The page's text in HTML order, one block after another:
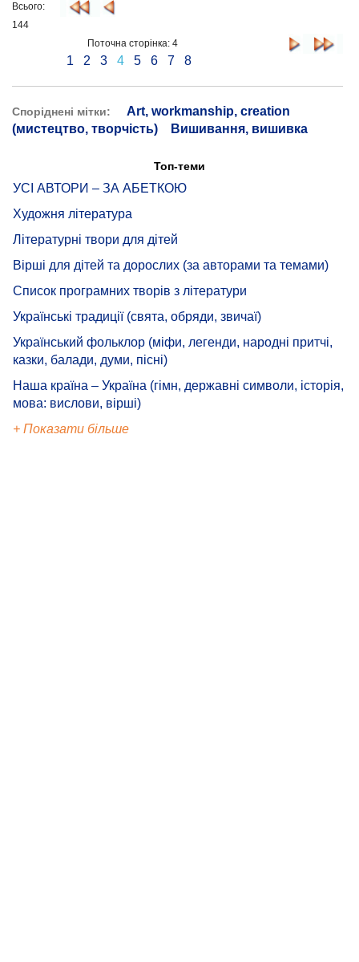
Всього:
144
Поточна сторінка: 4
1 2 3 4 5 6 7 8
Споріднені мітки:
Art, workmanship, creation
(мистецтво, творчість)
Вишивання, вишивка
Топ-теми
УСІ АВТОРИ – ЗА АБЕТКОЮ
Художня література
Літературні твори для дітей
Вірші для дітей та дорослих (за авторами та темами)
Список програмних творів з літератури
Українські традиції (свята, обряди, звичаї)
Український фольклор (міфи, легенди, народні притчі,
казки, балади, думи, пісні)
Наша країна – Україна (гімн, державні символи, історія,
мова: вислови, вірші)
+ Показати більше